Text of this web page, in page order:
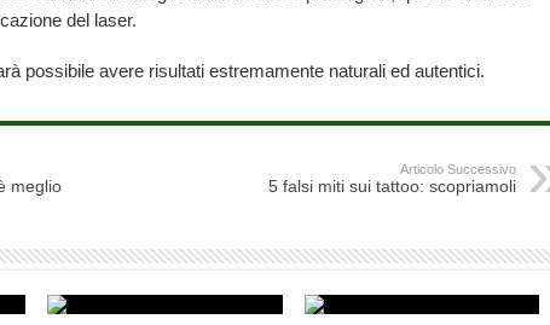
del laser.
possibile avere risultati estremamente naturali ed autentici.
meglio
Articolo Successivo
5 falsi miti sui tattoo: scopriamoli